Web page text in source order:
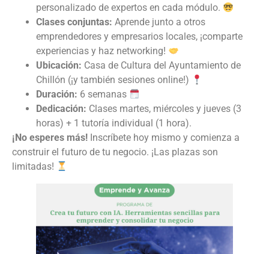
personalizado de expertos en cada módulo.
Clases conjuntas: Aprende junto a otros
emprendedores y empresarios locales, ¡comparte
experiencias y haz networking!
Ubicación: Casa de Cultura del Ayuntamiento de
Chillón (¡y también sesiones online!)
Duración: 6 semanas
Dedicación: Clases martes, miércoles y jueves (3
horas) + 1 tutoría individual (1 hora).
¡No esperes más! Inscríbete hoy mismo y comienza a
construir el futuro de tu negocio. ¡Las plazas son
limitadas!